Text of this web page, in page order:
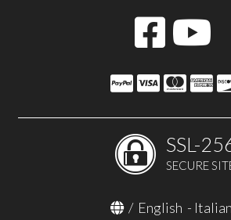
SSL-
SECURE
/ English -